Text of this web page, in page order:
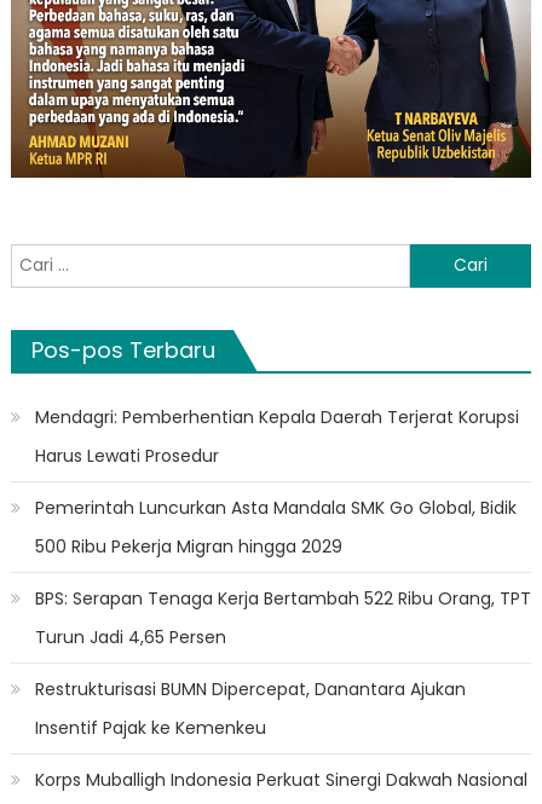
Cari
untuk:
Pos-pos Terbaru
Mendagri: Pemberhentian Kepala Daerah Terjerat Korupsi
Harus Lewati Prosedur
Pemerintah Luncurkan Asta Mandala SMK Go Global, Bidik
500 Ribu Pekerja Migran hingga 2029
BPS: Serapan Tenaga Kerja Bertambah 522 Ribu Orang, TPT
Turun Jadi 4,65 Persen
Restrukturisasi BUMN Dipercepat, Danantara Ajukan
Insentif Pajak ke Kemenkeu
Korps Muballigh Indonesia Perkuat Sinergi Dakwah Nasional